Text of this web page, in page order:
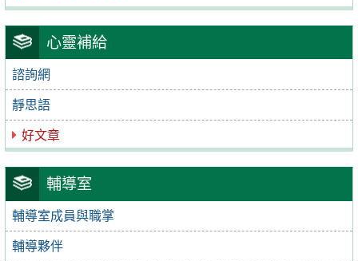
心靈補給
諮詢網
靜思語
好文章
輔導室
輔導室成員與職掌
輔導夥伴